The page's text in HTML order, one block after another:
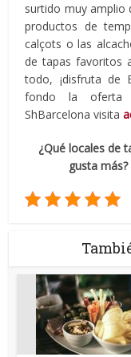
surtido muy
productos de
calçots o las
de tapas favoritos
todo, ¡disfruta de
fondo la oferta
ShBarcelona visita
¿Qué locales de
gusta